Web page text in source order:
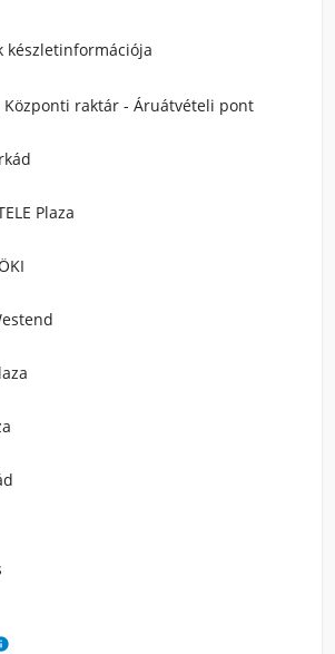
készletinformációja
Központi raktár - Áruátvételi pont
Plaza